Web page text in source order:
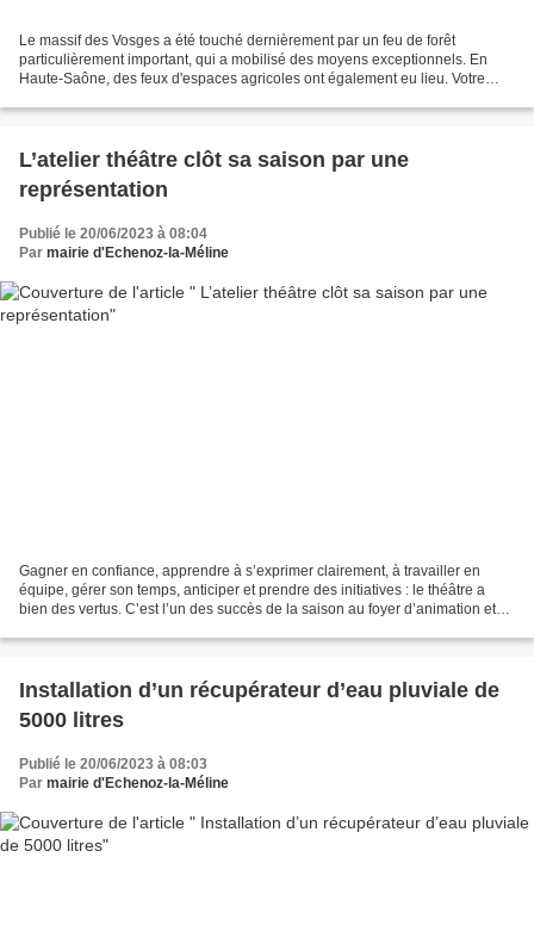
Le massif des Vosges a été touché dernièrement par un feu de forêt
particulièrement important, qui a mobilisé des moyens exceptionnels. En
Haute-Saône, des feux d'espaces agricoles ont également eu lieu. Votre
L’atelier théâtre clôt sa saison par une
représentation
Publié le 20/06/2023 à 08:04
Par mairie d'Echenoz-la-Méline
Gagner en confiance, apprendre à s’exprimer clairement, à travailler en
équipe, gérer son temps, anticiper et prendre des initiatives : le théâtre a
bien des vertus. C’est l’un des succès de la saison au foyer d’animation et
Installation d’un récupérateur d’eau pluviale de
5000 litres
Publié le 20/06/2023 à 08:03
Par mairie d'Echenoz-la-Méline